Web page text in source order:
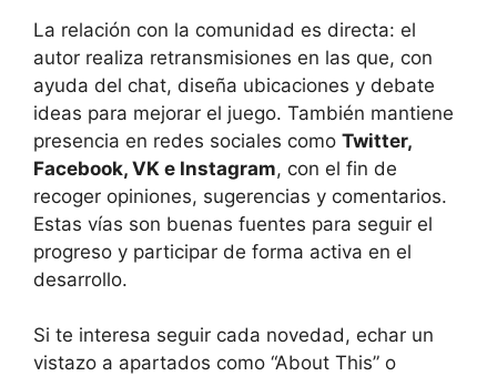
La relación con la comunidad es directa: el
autor realiza retransmisiones en las que, con
ayuda del chat, diseña ubicaciones y debate
ideas para mejorar el juego. También mantiene
presencia en redes sociales como Twitter,
Facebook, VK e Instagram, con el fin de
recoger opiniones, sugerencias y comentarios.
Estas vías son buenas fuentes para seguir el
progreso y participar de forma activa en el
desarrollo.
Si te interesa seguir cada novedad, echar un
vistazo a apartados como “About This” o